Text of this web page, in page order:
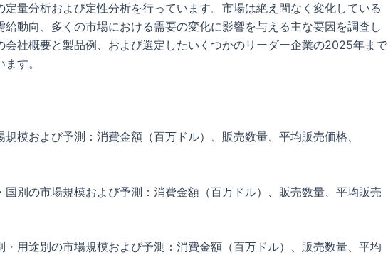
定量分析および定性分析を行っています。市場は絶え間なく変化している
動向、多くの市場における需要の変化に影響を与える主な要因を調査し
会社概要と製品例、および選定したいくつかのリーダー企業の2025年まで
す。
模および予測：消費金額（百万ドル）、販売数量、平均販売価格、
別の市場規模および予測：消費金額（百万ドル）、販売数量、平均販売
用途別の市場規模および予測：消費金額（百万ドル）、販売数量、平均